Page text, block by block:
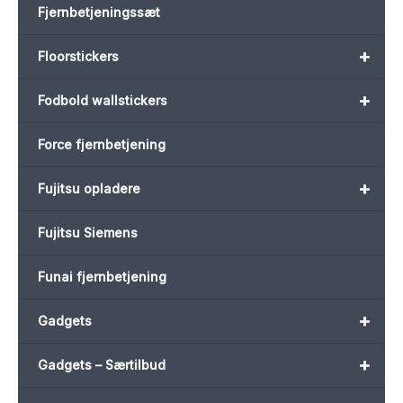
Fjernbetjeningssæt
+
Floorstickers
+
Fodbold wallstickers
Force fjernbetjening
+
Fujitsu opladere
Fujitsu Siemens
Funai fjernbetjening
+
Gadgets
+
Gadgets – Særtilbud